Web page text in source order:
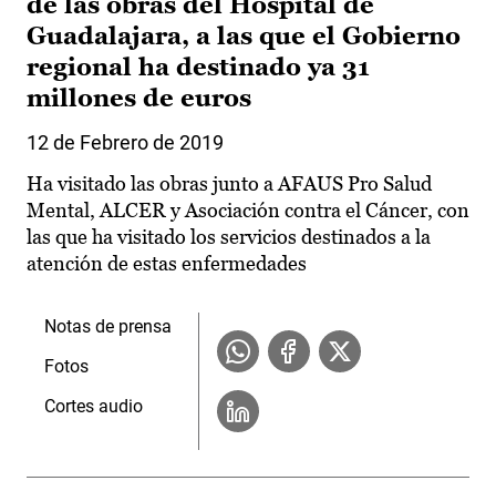
Guadalajara, a las que el Gobierno
regional ha destinado ya 31
millones de euros
12 de Febrero de 2019
Ha visitado las obras junto a AFAUS Pro Salud
Mental, ALCER y Asociación contra el Cáncer, con
las que ha visitado los servicios destinados a la
atención de estas enfermedades
Notas de prensa
Fotos
Cortes audio